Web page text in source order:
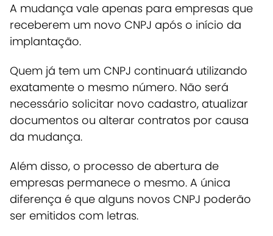
A mudança vale apenas para empresas que
receberem um novo CNPJ após o início da
implantação.
Quem já tem um CNPJ continuará utilizando
exatamente o mesmo número. Não será
necessário solicitar novo cadastro, atualizar
documentos ou alterar contratos por causa
da mudança.
Além disso, o processo de abertura de
empresas permanece o mesmo. A única
diferença é que alguns novos CNPJ poderão
ser emitidos com letras.